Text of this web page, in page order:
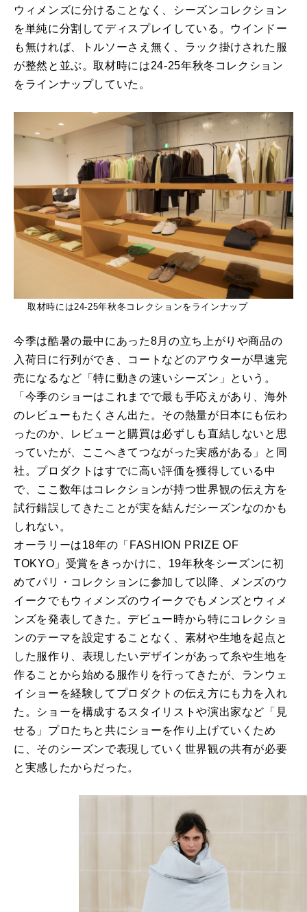
ウィメンズに分けることなく、シーズンコレクション
を単純に分割してディスプレイしている。ウインドー
も無ければ、トルソーさえ無く、ラック掛けされた服
が整然と並ぶ。取材時には24-25年秋冬コレクション
をラインナップしていた。
取材時には24-25年秋冬コレクションをラインナップ
今季は酷暑の最中にあった8月の立ち上がりや商品の
入荷日に行列ができ、コートなどのアウターが早速完
売になるなど「特に動きの速いシーズン」という。
「今季のショーはこれまでで最も手応えがあり、海外
のレビューもたくさん出た。その熱量が日本にも伝わ
ったのか、レビューと購買は必ずしも直結しないと思
っていたが、ここへきてつながった実感がある」と同
社。プロダクトはすでに高い評価を獲得している中
で、ここ数年はコレクションが持つ世界観の伝え方を
試行錯誤してきたことが実を結んだシーズンなのかも
しれない。
オーラリーは18年の「FASHION PRIZE OF
TOKYO」受賞をきっかけに、19年秋冬シーズンに初
めてパリ・コレクションに参加して以降、メンズのウ
イークでもウィメンズのウイークでもメンズとウィメ
ンズを発表してきた。デビュー時から特にコレクショ
ンのテーマを設定することなく、素材や生地を起点と
した服作り、表現したいデザインがあって糸や生地を
作ることから始める服作りを行ってきたが、ランウェ
イショーを経験してプロダクトの伝え方にも力を入れ
た。ショーを構成するスタイリストや演出家など「見
せる」プロたちと共にショーを作り上げていくため
に、そのシーズンで表現していく世界観の共有が必要
と実感したからだった。